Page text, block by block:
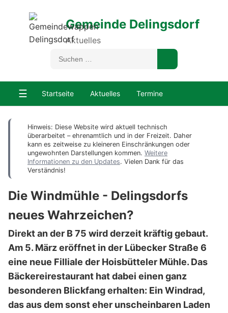
Gemeinde Delingsdorf
Aktuelles
☰ Startseite Aktuelles Termine
Hinweis: Diese Website wird aktuell technisch
überarbeitet – ehrenamtlich und in der Freizeit. Daher
kann es zeitweise zu kleineren Einschränkungen oder
ungewohnten Darstellungen kommen. Weitere
Informationen zu den Updates. Vielen Dank für das
Verständnis!
Die Windmühle - Delingsdorfs
neues Wahrzeichen?
Direkt an der B 75 wird derzeit kräftig gebaut.
Am 5. März eröffnet in der Lübecker Straße 6
eine neue Filliale der Hoisbütteler Mühle. Das
Bäckereirestaurant hat dabei einen ganz
besonderen Blickfang erhalten: Ein Windrad,
das aus dem sonst eher unscheinbaren Laden